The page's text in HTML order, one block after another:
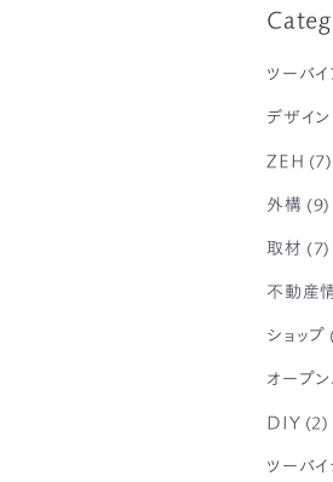
ツーバイ
デザイン
ZEH (7)
外構 (9)
取材 (7)
不動産
ショップ
オープ
DIY (2)
ツーバ